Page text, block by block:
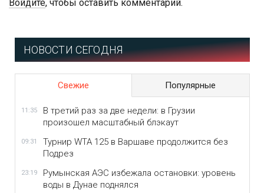
Войдите, чтобы оставить комментарий.
НОВОСТИ СЕГОДНЯ
Свежие Популярные
11:35
В третий раз за две недели: в Грузии
произошел масштабный блэкаут
09:31
Турнир WTA 125 в Варшаве продолжится без
Подрез
23:19
Румынская АЭС избежала остановки: уровень
воды в Дунае поднялся